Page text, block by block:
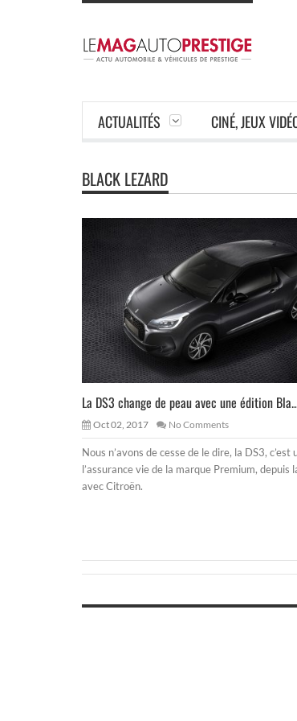
ACTUALITÉS CINÉ, JEUX
BLACK LEZARD
La DS3 change de peau avec une édition
Oct 02, 2017 No Comments
Nous n’avons de cesse de le dire, la DS3, c’est
l’assurance vie de la marque Premium, depuis
avec Citroën.